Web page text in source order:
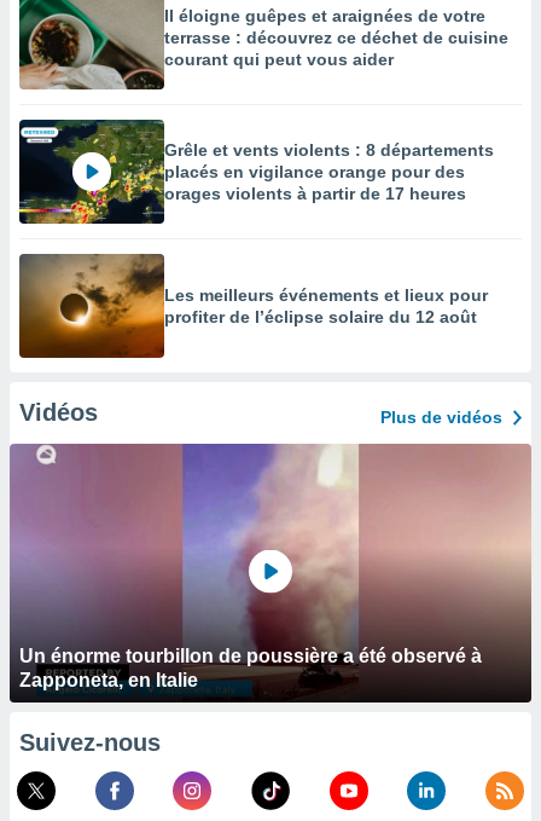
Il éloigne guêpes et araignées de votre
terrasse : découvrez ce déchet de cuisine
courant qui peut vous aider
Grêle et vents violents : 8 départements
placés en vigilance orange pour des
orages violents à partir de 17 heures
Les meilleurs événements et lieux pour
profiter de l’éclipse solaire du 12 août
Vidéos Plus de vidéos
Un énorme tourbillon de poussière a été observé à
Zapponeta, en Italie
Suivez-nous